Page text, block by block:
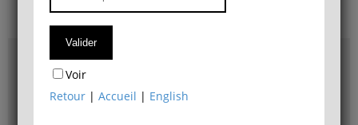
Accès & plans
Bibliothèque du Département de philosophie
Voir
Retour |Accueil | English